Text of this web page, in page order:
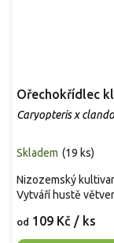
Ořechokřídlec
Caryopteris x
Skladem (19 ks)
od 109 Kč / ks
Nizozemský
Vytváří hustě